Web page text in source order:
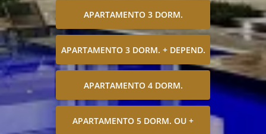
APARTAMENTO 3 DORM.
APARTAMENTO 3 DORM. + DEPEND.
APARTAMENTO 4 DORM.
APARTAMENTO 5 DORM. OU +